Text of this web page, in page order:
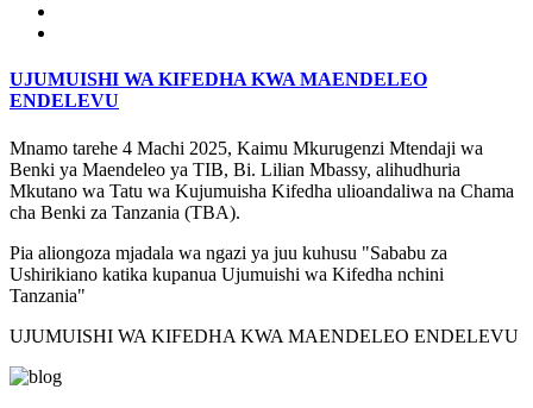
UJUMUISHI WA KIFEDHA KWA MAENDELEO
ENDELEVU
Mnamo tarehe 4 Machi 2025, Kaimu Mkurugenzi Mtendaji wa
Benki ya Maendeleo ya TIB, Bi. Lilian Mbassy, alihudhuria
Mkutano wa Tatu wa Kujumuisha Kifedha ulioandaliwa na Chama
cha Benki za Tanzania (TBA).
Pia aliongoza mjadala wa ngazi ya juu kuhusu "Sababu za
Ushirikiano katika kupanua Ujumuishi wa Kifedha nchini
Tanzania"
UJUMUISHI WA KIFEDHA KWA MAENDELEO ENDELEVU